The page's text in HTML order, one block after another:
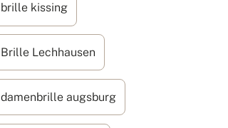
brille kissing
Brille Lechhausen
damenbrille augsburg